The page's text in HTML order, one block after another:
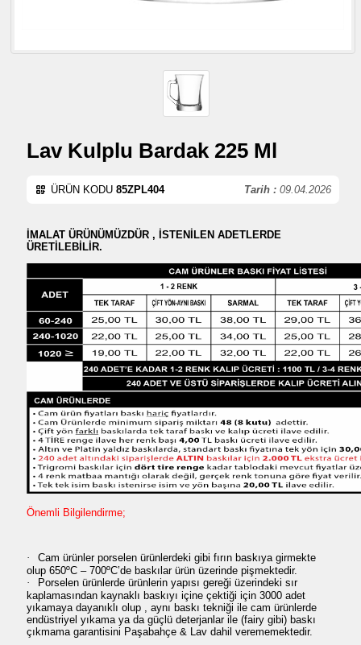
Lav Kulplu Bardak 225 Ml
Tarih : 09.04.2026
ÜRÜN KODU 85ZPL404
İMALAT ÜRÜNÜMÜZDÜR , İSTENİLEN ADETLERDE
ÜRETİLEBİLİR.
Önemli Bilgilendirme;
·
Cam ürünler porselen ürünlerdeki gibi fırın baskıya girmekte
olup 650ºC – 700ºC’debaskılar ürün üzerinde pişmektedir.
·
Porselen ürünlerde ürünlerin yapısı gereği üzerindeki sır
kaplamasından kaynaklı baskıyı içine çektiği için 3000 adet
yıkamaya dayanıklı olup , aynı baskı tekniği ile cam ürünlerde
endüstriyel yıkama ya da güçlü deterjanlar ile (fairy gibi) baskı
çıkmama garantisini Paşabahçe & Lav dahil verememektedir.